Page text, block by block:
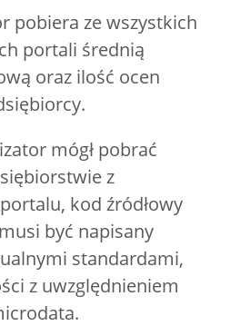
pobiera ze wszystkich
portali średnią
oraz ilość ocen
mógł pobrać
z
kod źródłowy
być napisany
standardami,
z uwzględnieniem